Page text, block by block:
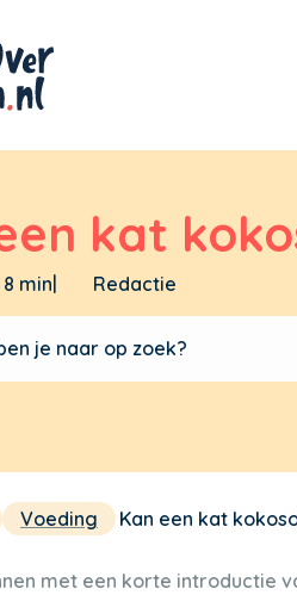
kat
min| Redactie
Voeding Kan een kat
met een korte introductie